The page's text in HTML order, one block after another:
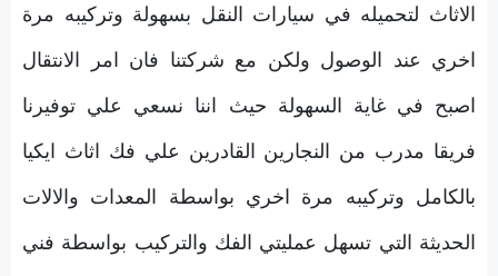
الاثاث لتحميله في سيارات النقل بسهولة وتركيبه مرة
اخري عند الوصول ولكن مع شركتنا فان امر الانتقال
اصبح في غاية السهولة حيث اننا نسعي علي توفيرنا
فريقا مدرب من النجارين القادرين علي فك اثاث ايكيا
بالكامل وتركيبه مرة اخري بواسطة المعدات والالات
الحديثة التي تسهل عمليتي الفك والتركيب بواسطة فني